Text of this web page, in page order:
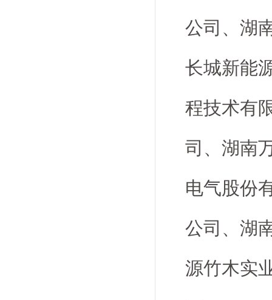
公司、湖
长城新能
程技术有
司、湖南
电气股份
公司、湖
源竹木实